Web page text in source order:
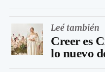
Leé también
Creer es
lo nuevo